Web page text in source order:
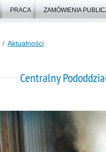
PRACA ZAMÓWIENIA
Aktualności
Centralny